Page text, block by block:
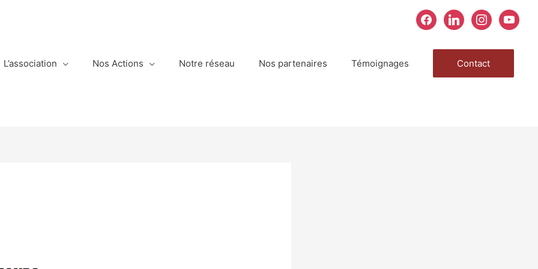
facebooklinkedininstagramyoutube
L’association Nos Actions Notre réseau Nos partenaires Témoignages Contact